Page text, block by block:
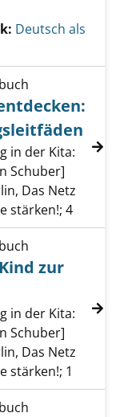
Deutsch als
Sprache
in der Kita:
Schuber]
Das Netz
stärken!; 4
kommt das Kind
zur
in der Kita:
Schuber]
Das Netz
stärken!; 1